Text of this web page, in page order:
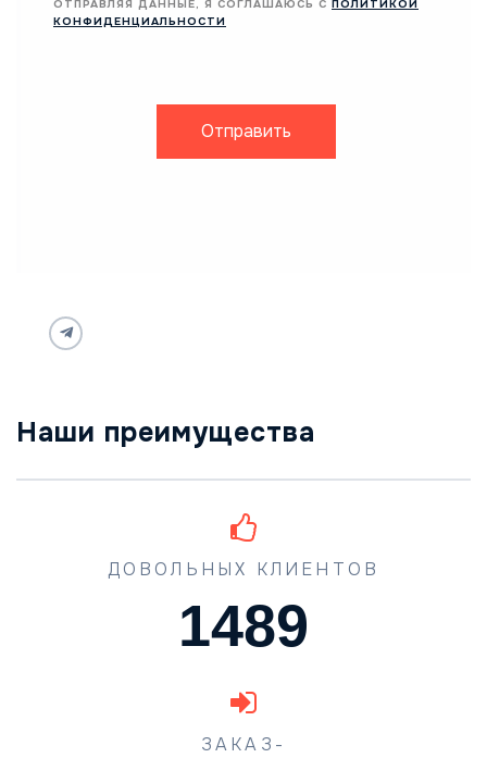
ОТПРАВЛЯЯ ДАННЫЕ, Я СОГЛАШАЮСЬ С ПОЛИТИКОЙ
КОНФИДЕНЦИАЛЬНОСТИ
Отправить
Наши преимущества
ДОВОЛЬНЫХ КЛИЕНТОВ
1489
ЗАКАЗ-